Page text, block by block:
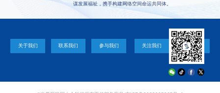
谋发展福祉，携手构建网络空间命运共同体。
关于我们 联系我们 参与我们 关注我们